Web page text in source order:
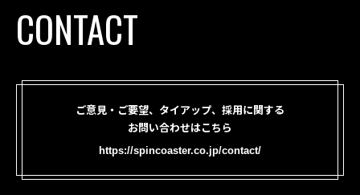
CONTACT
ご意見・ご要望、タイアップ、採用に関する
お問い合わせはこちら
https://spincoaster.co.jp/contact/